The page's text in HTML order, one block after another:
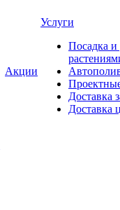
Акции
Услуги
Посадка и
Доставка
Доставка